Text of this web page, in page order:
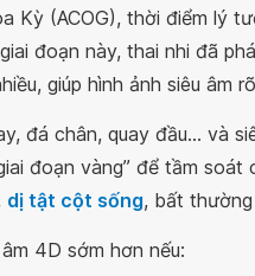
Kỳ (ACOG), thời điểm lý
đoạn này, thai nhi đã
giúp hình ảnh siêu âm
đá chân, quay đầu… và
đoạn vàng” để tầm soát
dị tật cột sống, bất
4D sớm hơn nếu: